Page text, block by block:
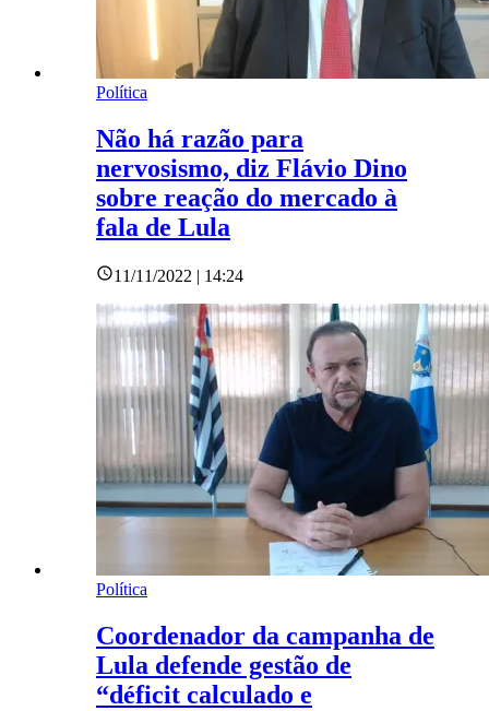
Política
Não há razão para
nervosismo, diz Flávio Dino
sobre reação do mercado à
fala de Lula
11/11/2022 | 14:24
Política
Coordenador da campanha de
Lula defende gestão de
“déficit calculado e